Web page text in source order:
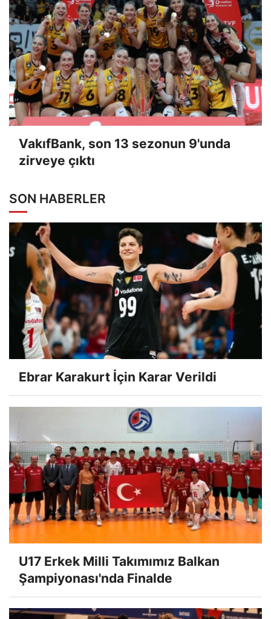
VakıfBank, son 13 sezonun 9'unda
zirveye çıktı
SON HABERLER
Ebrar Karakurt İçin Karar Verildi
U17 Erkek Milli Takımımız Balkan
Şampiyonası'nda Finalde